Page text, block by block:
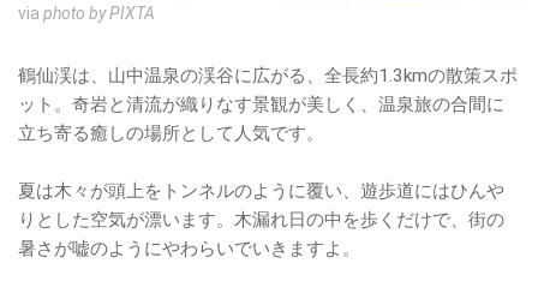
via photo by PIXTA
鶴仙渓は、山中温泉の渓谷に広がる、全長約1.3kmの散策スポ
ット。奇岩と清流が織りなす景観が美しく、温泉旅の合間に
立ち寄る癒しの場所として人気です。
夏は木々が頭上をトンネルのように覆い、遊歩道にはひんや
りとした空気が漂います。木漏れ日の中を歩くだけで、街の
暑さが嘘のようにやわらいでいきますよ。